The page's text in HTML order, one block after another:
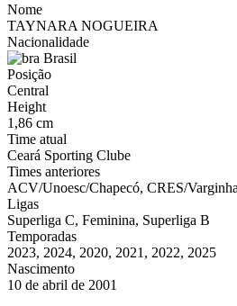
Nome
TAYNARA NOGUEIRA
Nacionalidade
Brasil
Posição
Central
Height
1,86 cm
Time atual
Ceará Sporting Clube
Times anteriores
ACV/Unoesc/Chapecó, CRES/
Ligas
Superliga C, Feminina, Superliga B
Temporadas
2023, 2024, 2020, 2021, 2022, 2025
Nascimento
10 de abril de 2001